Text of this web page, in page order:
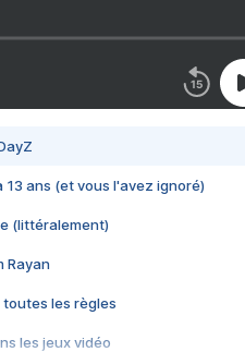
13 ans (et vous l'avez ignoré)
(littéralement)
Rayan
toutes les règles
les jeux vidéo